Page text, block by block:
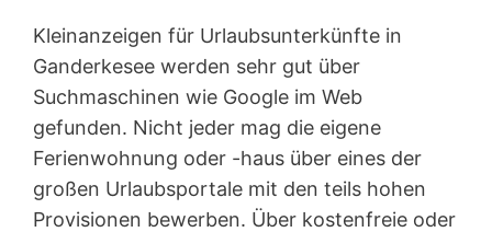
Kleinanzeigen für Urlaubsunterkünfte in
Ganderkesee werden sehr gut über
Suchmaschinen wie Google im Web
gefunden. Nicht jeder mag die eigene
Ferienwohnung oder -haus über eines der
großen Urlaubsportale mit den teils hohen
Provisionen bewerben. Über kostenfreie oder